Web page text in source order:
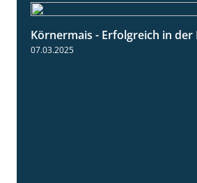
Körnermais - Erfolgreich in
07.03.2025